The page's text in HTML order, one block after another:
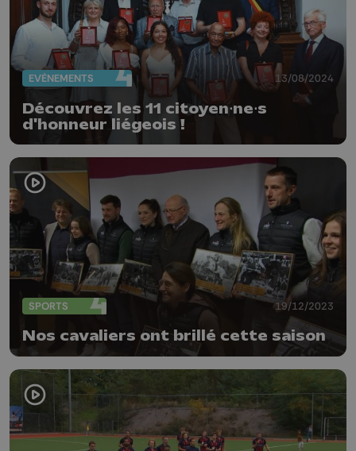
EVÈNEMENTS 13/08/2024
Découvrez les 11 citoyen⋅ne⋅s
d'honneur liégeois !
SPORTS 19/12/2023
Nos cavaliers ont brillé cette saison